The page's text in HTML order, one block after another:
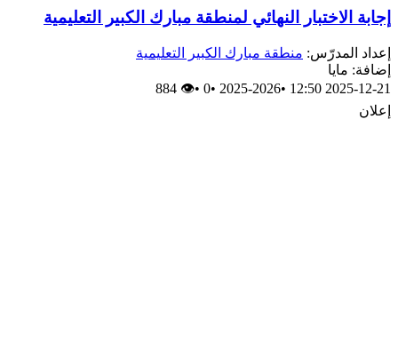
إجابة الاختبار النهائي لمنطقة مبارك الكبير التعليمية
إعداد المدرّس: منطقة مبارك الكبير التعليمية
إضافة: مايا
2025-12-21 12:50
•
2025-2026
•
0
•
👁 884
إعلان